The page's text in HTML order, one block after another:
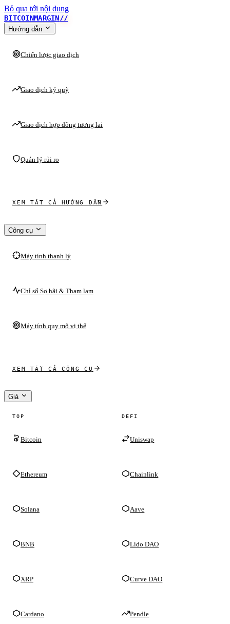
Bỏ qua tới nội dung
BITCOINMARGIN//
Hướng dẫn
Chiến lược giao dịch
Giao dịch ký quỹ
Giao dịch hợp đồng tương lai
Quản lý rủi ro
XEM TẤT CẢ HƯỚNG DẪN
Công cụ
Máy tính thanh lý
Chỉ số Sợ hãi & Tham lam
Máy tính quy mô vị thế
XEM TẤT CẢ CÔNG CỤ
Giá
TOP
Bitcoin
Ethereum
Solana
BNB
XRP
Cardano
DEFI
Uniswap
Chainlink
Aave
Lido DAO
Curve DAO
Pendle